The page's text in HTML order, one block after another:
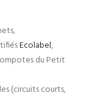
Ecolabel,
du Petit
(circuits courts,